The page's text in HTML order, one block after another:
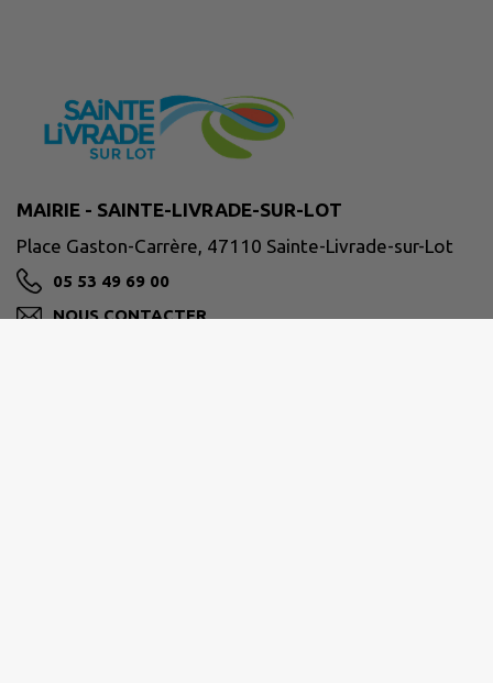
MAIRIE - SAINTE-LIVRADE-SUR-LOT
Place Gaston-Carrère, 47110 Sainte-Livrade-sur-Lot
05 53 49 69 00
NOUS CONTACTER